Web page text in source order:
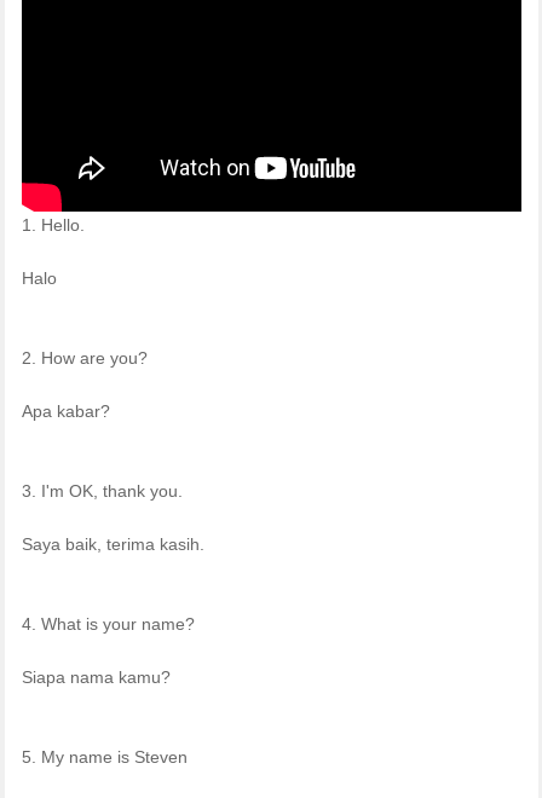
1. Hello.
Halo
2. How are you?
Apa kabar?
3. I'm OK, thank you.
Saya baik, terima kasih.
4. What is your name?
Siapa nama kamu?
5. My name is Steven